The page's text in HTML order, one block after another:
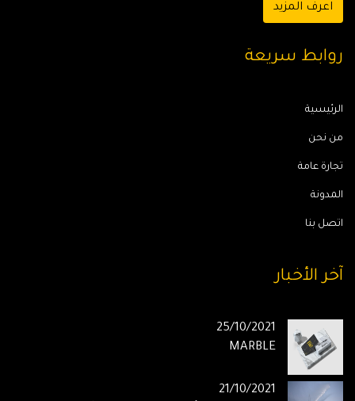
اعرف المزيد
روابط سريعة
الرئيسية
من نحن
تجارة عامة
المدونة
اتصل بنا
آخر الأخبار
25/10/2021
MARBLE
21/10/2021